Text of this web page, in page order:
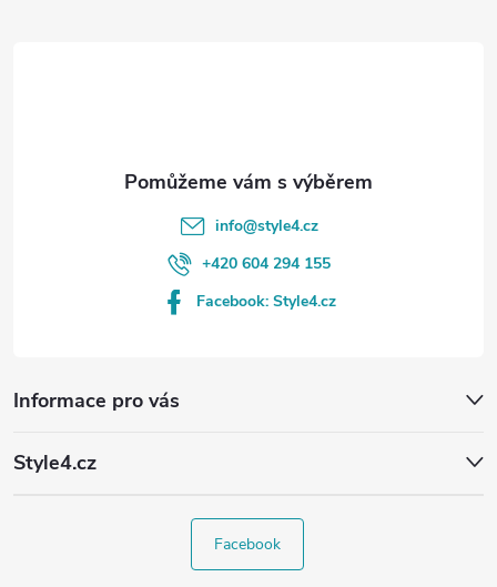
Informace pro vás
Style4.cz
info@style4.cz
+420 604 294 155
Facebook: Style4.cz
Facebook